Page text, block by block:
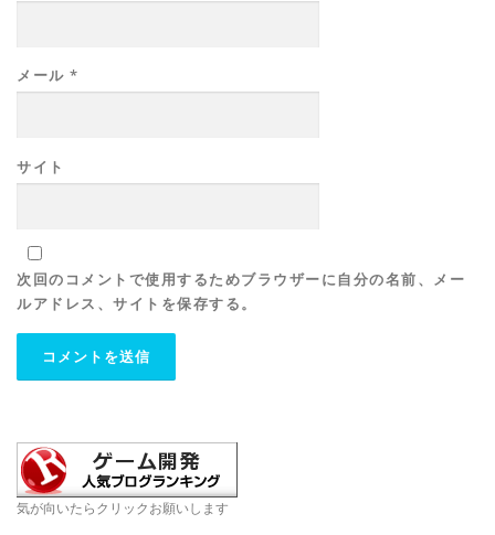
メール *
サイト
次回のコメントで使用するためブラウザーに自分の名前、メー
ルアドレス、サイトを保存する。
気が向いたらクリックお願いします